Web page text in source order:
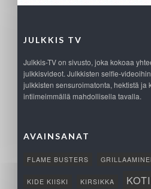
JULKKIS TV
Julkkis-TV on sivusto, joka kokoaa
julkkisvideot. Julkkisten selfie-
julkkisten sensuroimatonta, hektistä ja
intiimeimmällä mahdollisella tavalla.
AVAINSANAT
FLAME BUSTERS
KIDE KIISKI KIRSIKKA